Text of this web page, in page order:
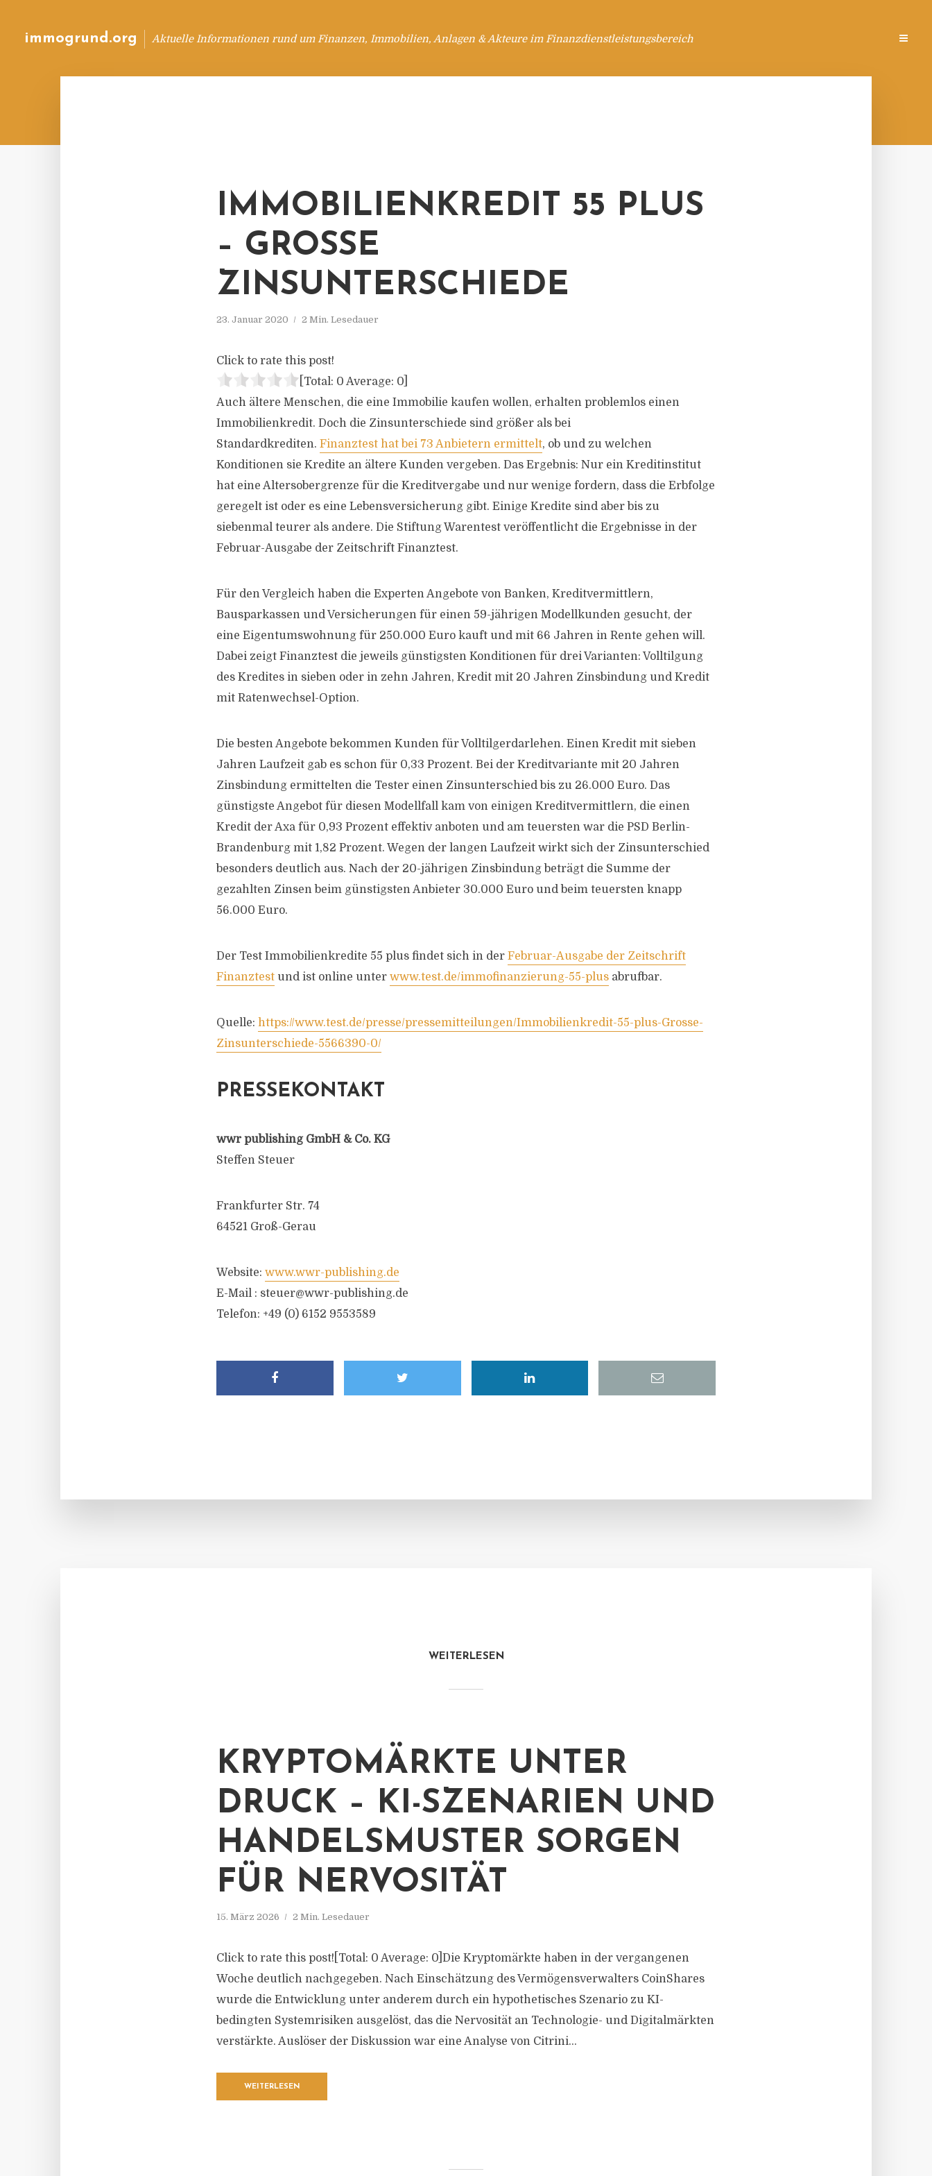
immogrund.org Aktuelle Informationen rund um Finanzen, Immobilien, Anlagen & Akteure im Finanzdienstleistungsbereich
IMMOBILIENKREDIT 55 PLUS
– GROSSE Z
INSUNTERSCHIEDE
23. Januar 2020 2 Min. Lesedauer
Click to rate this post!
[Total: 0 Average: 0
Auch ältere Menschen, die eine Immobilie kaufen wollen, erhalten problemlos einen
Immobilienkredit. Doch die Zinsunterschiede sind größer als bei
Standardkrediten. Finanztest hat bei 73 Anbietern ermittelt, ob und zu welchen
Konditionen sie Kredite an ältere Kunden vergeben. Das Ergebnis: Nur ein Kreditinstitut
hat eine Altersobergrenze für die Kreditvergabe und nur wenige fordern, dass die Erbfolge
geregelt ist oder es eine Lebensversicherung gibt. Einige Kredite sind aber bis zu
siebenmal teurer als andere. Die Stiftung Warentest veröffentlicht die Ergebnisse in der
Februar-Ausgabe der Zeitschrift Finanztest.
Für den Vergleich haben die Experten Angebote von Banken, Kreditvermittlern,
Bausparkassen und Versicherungen für einen 59-jährigen Modellkunden gesucht, der
eine Eigentumswohnung für 250.000 Euro kauft und mit 66 Jahren in Rente gehen will.
Dabei zeigt Finanztest die jeweils günstigsten Konditionen für drei Varianten: Volltilgung
des Kredites in sieben oder in zehn Jahren, Kredit mit 20 Jahren Zinsbindung und Kredit
mit Ratenwechsel-Option.
Die besten Angebote bekommen Kunden für Volltilgerdarlehen. Einen Kredit mit sieben
Jahren Laufzeit gab es schon für 0,33 Prozent. Bei der Kreditvariante mit 20 Jahren
Zinsbindung ermittelten die Tester einen Zinsunterschied bis zu 26.000 Euro. Das
günstigste Angebot für diesen Modellfall kam von einigen Kreditvermittlern, die einen
Kredit der Axa für 0,93 Prozent effektiv anboten und am teuersten war die PSD Berlin-
Brandenburg mit 1,82 Prozent. Wegen der langen Laufzeit wirkt sich der Zinsunterschied
besonders deutlich aus. Nach der 20-jährigen Zinsbindung beträgt die Summe der
gezahlten Zinsen beim günstigsten Anbieter 30.000 Euro und beim teuersten knapp
56.000 Euro.
Der Test Immobilienkredite 55 plus findet sich in der Februar-Ausgabe der Zeitschrift
Finanztest und ist online unter www.test.de/immofinanzierung-55-plus abrufbar.
Quelle: https://www.test.de/presse/pressemitteilungen/Immobilienkredit-55-plus-Grosse-
Zinsunterschiede-5566390-0/
PRESSEKONTAKT
wwr publishing GmbH & Co. KG
Steffen Steuer
Frankfurter Str. 74
64521 Groß-Gerau
Website: www.wwr-publishing.de
E-Mail : steuer@wwr-publishing.de
Telefon: +49 (0) 6152 9553589
WEITERLESEN
KRYPTOMÄRKTE UNTER
DRUCK – KI-SZENARIEN UND
HANDELSMUSTER SORGEN
FÜR NERVOSITÄT
15. März 2026 2 Min. Lesedauer
Click to rate this post![Total: 0 Average: 0]Die Kryptomärkte haben in der vergangenen
Woche deutlich nachgegeben. Nach Einschätzung des Vermögensverwalters CoinShares
wurde die Entwicklung unter anderem durch ein hypothetisches Szenario zu KI-
bedingten Systemrisiken ausgelöst, das die Nervosität an Technologie- und Digitalmärkten
verstärkte. Auslöser der Diskussion war eine Analyse von Citrini...
WEITERLESEN